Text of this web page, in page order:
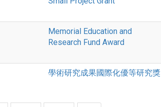
Memorial Education and
Research Fund Award
學術研究成果國際化優等研究獎